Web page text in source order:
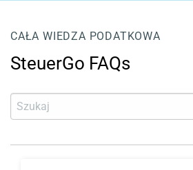
CAŁA WIEDZA PODATKOWA
SteuerGo FAQs